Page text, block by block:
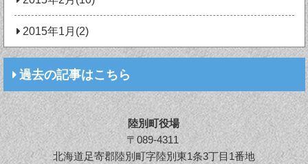
2015年1月(2)
過去の記事はこちら
陸別町役場
〒089-4311
北海道足寄郡陸別町字陸別東1条3丁目1番地